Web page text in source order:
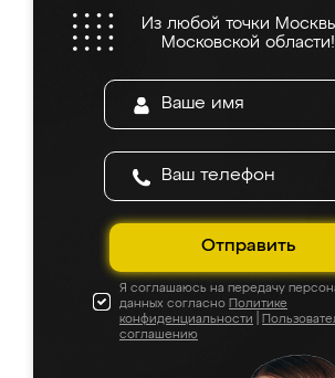
Из любой точки
Московской области!
Отправить
Я соглашаюсь на передачу
данных согласно Политике
конфиденциальности
соглашению